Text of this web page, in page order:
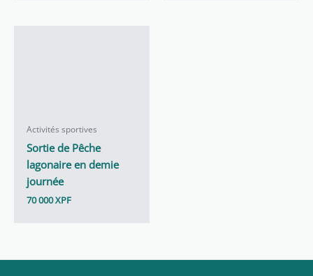
Activités sportives
Sortie de Pêche
lagonaire en demie
journée
70 000XPF